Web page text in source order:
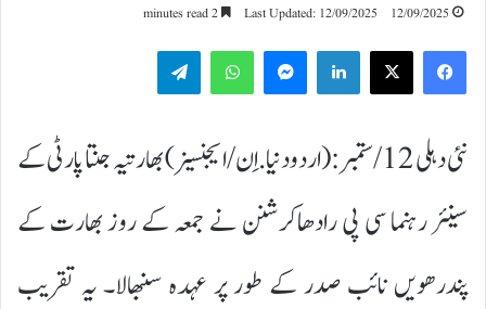
12/09/2025
Last Updated: 12/09/2025
LinkedIn
WhatsApp
نئی دہلی 12/ستمبر:(اردودنیا.اِن/ایجنسیز) بھارتیہ جنتا پارٹی کے
سینئر رہنما سی پی رادھاکرشنن نے جمعہ کے روز بھارت کے
پندرھویں نائب صدر کے طور پر عہدہ سنبھالا۔ یہ تقریب